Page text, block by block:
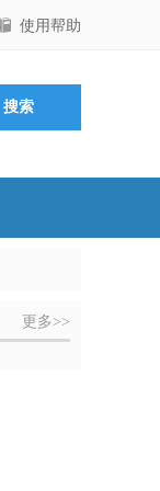
使用帮助
更多>>